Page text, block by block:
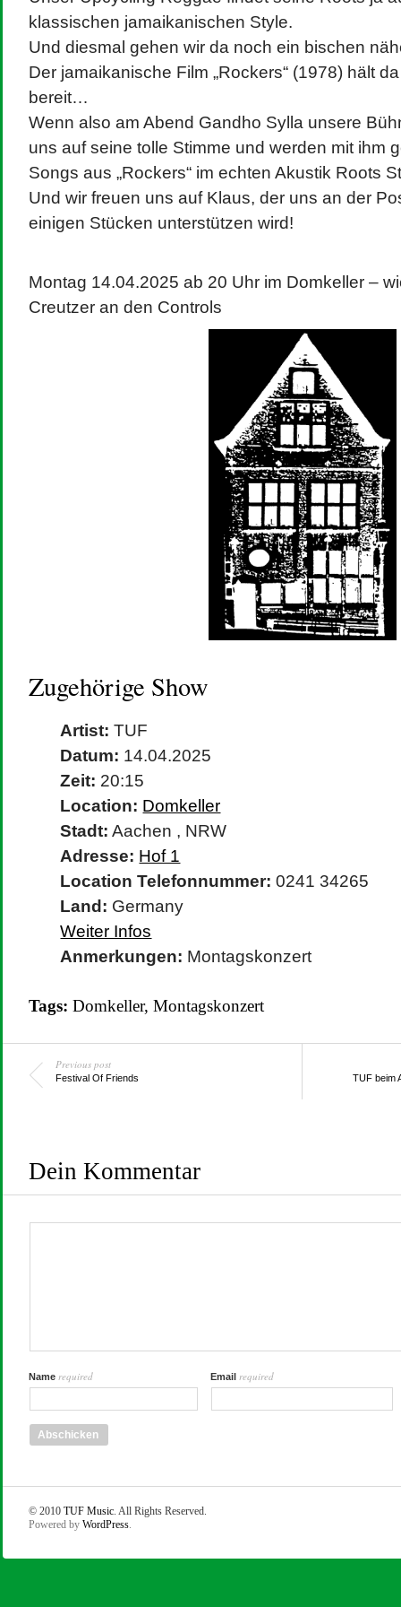
Mai 2022
April 2022
September 2021
April 2021
August 2020
April 2020
Februar 2020
Januar 2020
Juli 2019
Juni 2019
März 2019
Juli 2018
Mai 2018
März 2017
August 2016
April 2016
Juli 2015
Juli 2014
Februar 2014
Meta
Eintrags-Feed
WordPress.org
Cookies:
Website
klassischen jamaikanischen Style.
Und diesmal gehen wir da noch ein bischen
Der jamaikanische Film „Rockers“ (1978) hält
bereit…
Wenn also am Abend Gandho Sylla unsere
uns auf seine tolle Stimme und werden mit ihm
Songs aus „Rockers“ im echten Akustik Roots
Und wir freuen uns auf Klaus, der uns an der
einigen Stücken unterstützen wird!
Montag 14.04.2025 ab 20 Uhr im Domkeller –
Creutzer an den Controls
Zugehörige Show
Artist: TUF
Datum: 14.04.2025
Zeit: 20:15
Location: Domkeller
Stadt: Aachen , NRW
Adresse: Hof 1
Location Telefonnummer: 0241 34265
Land: Germany
Weiter Infos
Anmerkungen: Montagskonzert
Tags:Domkeller,Montagskonzert
Previous post
Festival Of Friends TUF beim
Dein Kommentar
Name required Email required
© 2010TUF Music. All Rights Reserved.
Powered byWordPress.